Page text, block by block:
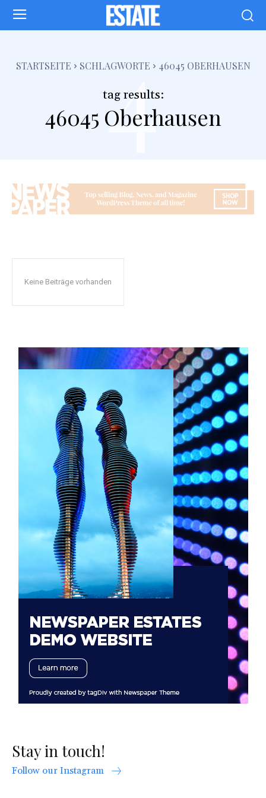
STARTSEITE SCHLAGWORTE 46045 OBERHAUSEN
tag results:
46045 Oberhausen
4
Keine Beiträge vorhanden
Stay in touch!
Follow our Instagram